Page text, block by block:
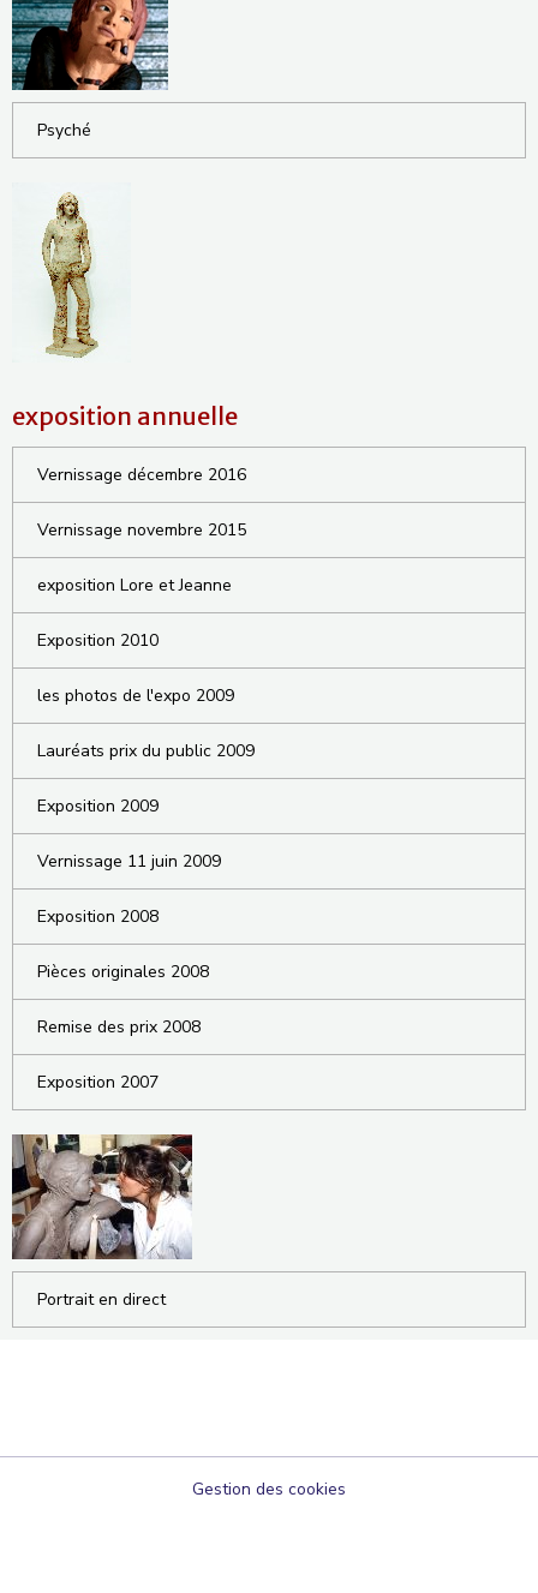
Psyché
exposition annuelle
Vernissage décembre 2016
Vernissage novembre 2015
exposition Lore et Jeanne
Exposition 2010
les photos de l'expo 2009
Lauréats prix du public 2009
Exposition 2009
Vernissage 11 juin 2009
Exposition 2008
Pièces originales 2008
Remise des prix 2008
Exposition 2007
Portrait en direct
Gestion des cookies